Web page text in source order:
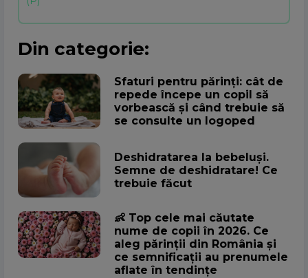
Din categorie:
Sfaturi pentru părinți: cât de
repede începe un copil să
vorbească și când trebuie să
se consulte un logoped
Deshidratarea la bebeluși.
Semne de deshidratare! Ce
trebuie făcut
👶 Top cele mai căutate
nume de copii în 2026. Ce
aleg părinții din România și
ce semnificații au prenumele
aflate în tendințe